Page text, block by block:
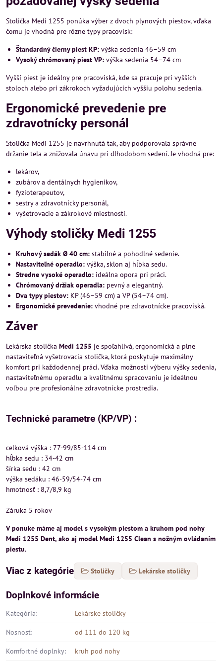
Stolička Medi 1255 ponúka výber z dvoch plynových piestov, vďaka
čomu je vhodná pre rôzne typy pracovísk:
Štandardný čierny piest KP: výška sedenia 46–59 cm
Vysoký chrómovaný piest VP: výška sedenia 54–74 cm
Vyšší piest je ideálny pre pracoviská, kde sa pracuje pri vyšších
stoloch alebo pri zákrokoch vyžadujúcich vyššiu polohu sedenia.
Ergonomické prevedenie pre
zdravotnícky personál
Stolička Medi 1255 je navrhnutá tak, aby podporovala správne
držanie tela a znižovala únavu pri dlhodobom sedení. Je vhodná pre:
lekárov,
zubárov a dentálnych hygienikov,
fyzioterapeutov,
sestry a zdravotnícky personál,
vyšetrovacie a zákrokové miestnosti.
Výhody stoličky Medi 1255
Kruhový sedák Ø 40 cm: stabilné a pohodlné sedenie.
Nastaviteľné operadlo: výška, sklon aj hĺbka sedu.
Stredne vysoké operadlo: ideálna opora pri práci.
Chrómovaný držiak operadla: pevný a elegantný.
Dva typy piestov: KP (46–59 cm) a VP (54–74 cm).
Ergonomické prevedenie: vhodné pre zdravotnícke pracoviská.
Záver
Lekárska stolička Medi 1255 je spoľahlivá, ergonomická a plne
nastaviteľná vyšetrovacia stolička, ktorá poskytuje maximálny
komfort pri každodennej práci. Vďaka možnosti výberu výšky sedenia,
nastaviteľnému operadlu a kvalitnému spracovaniu je ideálnou
voľbou pre profesionálne zdravotnícke prostredia.
Technické parametre (KP/VP) :
celková výška : 77-99/85-114 cm
hĺbka sedu : 34-42 cm
šírka sedu : 42 cm
výška sedáku : 46-59/54-74 cm
hmotnosť : 8,7/8,9 kg
Záruka 5 rokov
V ponuke máme aj model s vysokým piestom a kruhom pod nohy
Medi 1255 Dent, ako aj model Medi 1255 Clean s nožným ovládaním
piestu.
Viac z kategórie Stoličky Lekárske stoličky
Doplnkové informácie
Kategória: Lekárske stoličky
Nosnosť: od 111 do 120 kg
Komfortné doplnky: kruh pod nohy